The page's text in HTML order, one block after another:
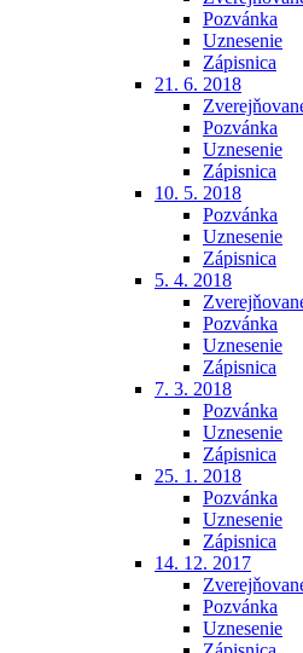
Pozvánka
Uznesenie
Zápisnica
21. 6. 2018
Pozvánka
Uznesenie
Zápisnica
10. 5. 2018
Pozvánka
Uznesenie
Zápisnica
5. 4. 2018
Pozvánka
Uznesenie
Zápisnica
7. 3. 2018
Pozvánka
Uznesenie
Zápisnica
25. 1. 2018
Pozvánka
Uznesenie
Zápisnica
14. 12. 2017
Pozvánka
Uznesenie